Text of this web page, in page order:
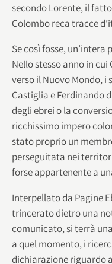
secondo Lorente, il
Colombo reca tracce
Se così fosse,
Nello stesso anno in
verso il Nuovo Mondo,
Castiglia e Ferdinando
degli ebrei o la
ricchissimo impero
stato proprio un
perseguitata nei
forse appartenente a
Interpellato da Pagine
trincerato dietro una
comunicato, si terrà
a quel momento, i
dichiarazione riguardo